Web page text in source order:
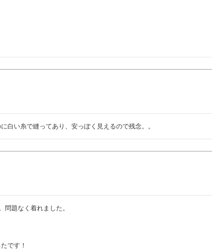
白い糸で縫ってあり、安っぽく見えるので残念。。
問題なく着れました。
です！